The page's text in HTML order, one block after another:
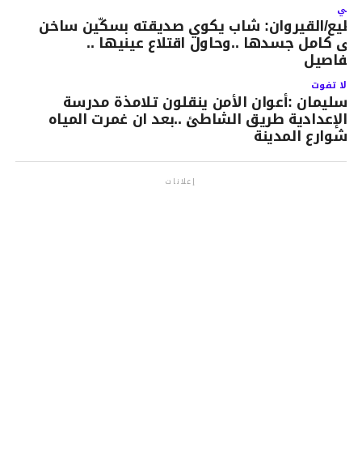
القيروان: شاب يكوي صديقته بسكّين ساخن
كامل جسدها ..وحاول اقتلاع عينيها ..
لا تفوت
سليمان :أعوان الأمن ينقلون تلامذة مدرسة
الإعدادية طريق الشاطئ ..بعد ان غمرت المياه
شوارع المدينة
إعلانات